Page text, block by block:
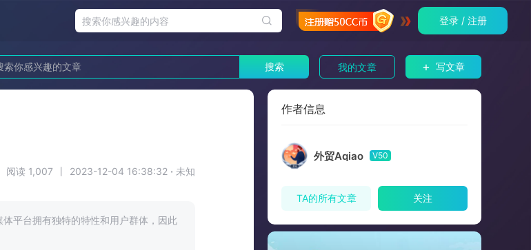
登录 / 注册
搜索 我的文章 + 写文章
阅读 1,007 丨 2023-12-04 16:38:32 · 未知
平台拥有独特的特性和用户群体，因此
作者信息
外贸Aqiao V50
TA的所有文章 关注